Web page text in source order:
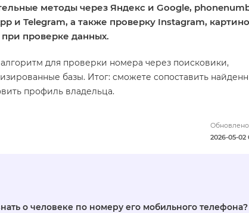
методы через Яндекс и Google,
и Telegram, а также проверку Instagram,
проверке данных.
для проверки номера через поисковики,
базы. Итог: сможете сопоставить
профиль владельца.
2026-05-02
о человеке по номеру его мобильного телефона?